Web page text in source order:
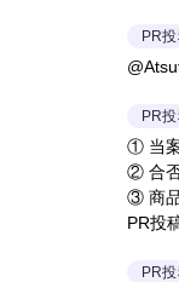
PR
PR
① 当
② 合
③ 商
PR投
PR